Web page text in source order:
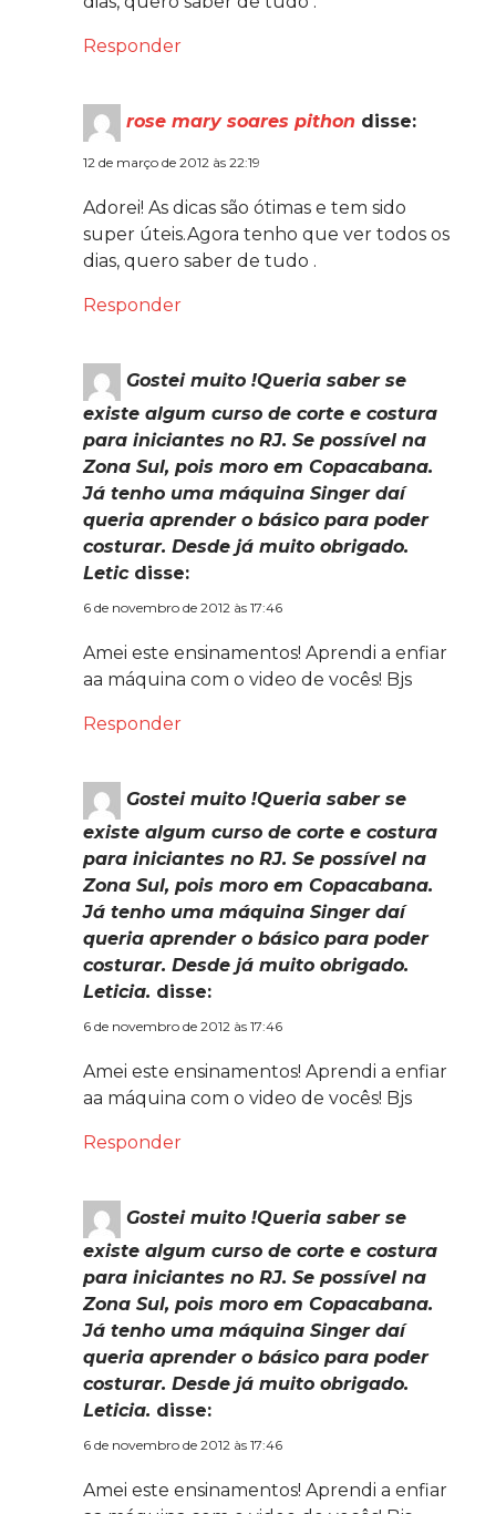
Responder
rose mary soares pithon disse:
12 de março de 2012 às 22:19
Adorei! As dicas são ótimas e tem sido
super úteis.Agora tenho que ver todos os
dias, quero saber de tudo .
Responder
Gostei muito !Queria saber se
existe algum curso de corte e costura
para iniciantes no RJ. Se possível na
Zona Sul, pois moro em Copacabana.
Já tenho uma máquina Singer daí
queria aprender o básico para poder
costurar. Desde já muito obrigado.
Letic disse:
6 de novembro de 2012 às 17:46
Amei este ensinamentos! Aprendi a enfiar
aa máquina com o video de vocês! Bjs
Responder
Gostei muito !Queria saber se
existe algum curso de corte e costura
para iniciantes no RJ. Se possível na
Zona Sul, pois moro em Copacabana.
Já tenho uma máquina Singer daí
queria aprender o básico para poder
costurar. Desde já muito obrigado.
Leticia. disse:
6 de novembro de 2012 às 17:46
Amei este ensinamentos! Aprendi a enfiar
aa máquina com o video de vocês! Bjs
Responder
Gostei muito !Queria saber se
existe algum curso de corte e costura
para iniciantes no RJ. Se possível na
Zona Sul, pois moro em Copacabana.
Já tenho uma máquina Singer daí
queria aprender o básico para poder
costurar. Desde já muito obrigado.
Leticia. disse:
6 de novembro de 2012 às 17:46
Amei este ensinamentos! Aprendi a enfiar